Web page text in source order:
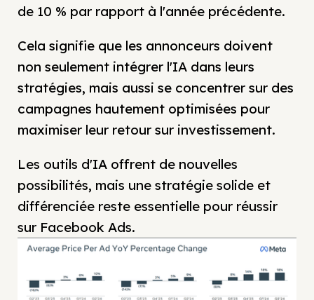
de 10 % par rapport à l'année précédente.
Cela signifie que les annonceurs doivent
non seulement intégrer l'IA dans leurs
stratégies, mais aussi se concentrer sur des
campagnes hautement optimisées pour
maximiser leur retour sur investissement.
Les outils d'IA offrent de nouvelles
possibilités, mais une stratégie solide et
différenciée reste essentielle pour réussir
sur Facebook Ads.